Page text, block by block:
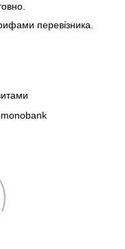
перевізника.